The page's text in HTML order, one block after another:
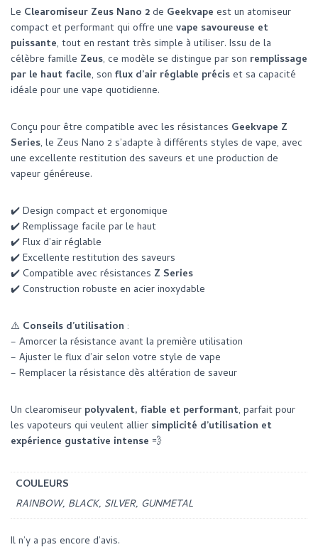
Le Clearomiseur Zeus Nano 2de Geekvape est un atomiseur
compact et performant qui offre une vape savoureuse et
puissante, tout en restant très simple à utiliser. Issu de la
célèbre famille Zeus, ce modèle se distingue par son remplissage
par le haut facile, son flux d’air réglable préciset sa capacité
idéale pour une vape quotidienne.
Conçu pour être compatible avec les résistances Geekvape Z
Series, le Zeus Nano 2 s’adapte à différents styles de vape, avec
une excellente restitution des saveurs et une production de
vapeur généreuse.
✔️ Design compact et ergonomique
✔️ Remplissage facile par le haut
✔️ Flux d’air réglable
✔️ Excellente restitution des saveurs
✔️ Compatible avec résistances Z Series
✔️ Construction robuste en acier inoxydable
⚠️ Conseils d’utilisation :
– Amorcer la résistance avant la première utilisation
– Ajuster le flux d’air selon votre style de vape
– Remplacer la résistance dès altération de saveur
Un clearomiseur polyvalent, fiable et performant, parfait pour
les vapoteurs qui veulent allier simplicité d’utilisation et
expérience gustative intense 💨
COULEURS
RAINBOW, BLACK, SILVER, GUNMETAL
Il n’y a pas encore d’avis.